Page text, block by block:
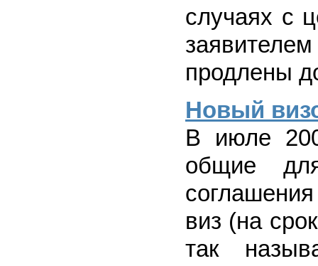
случаях с
продлены
Новый
В июле
общие для
виз (на
так